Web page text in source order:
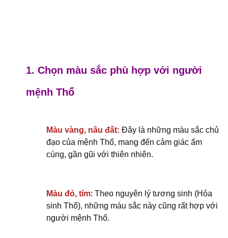
1. Chọn màu sắc phù hợp với người
mệnh Thổ
Màu vàng, nâu đất: Đây là những màu sắc chủ
đạo của mệnh Thổ, mang đến cảm giác ấm
cúng, gần gũi với thiên nhiên.
Màu đỏ, tím: Theo nguyên lý tương sinh (Hỏa
sinh Thổ), những màu sắc này cũng rất hợp với
người mệnh Thổ.